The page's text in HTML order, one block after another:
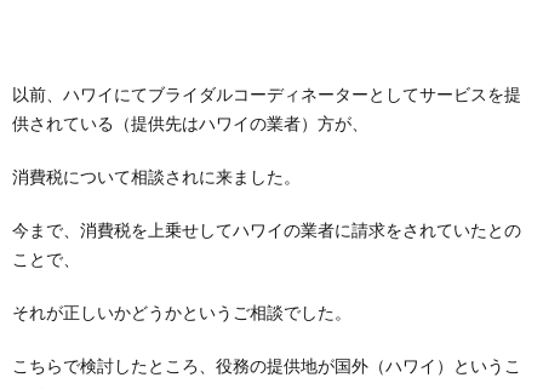
以前、ハワイにてブライダルコーディネーターとしてサービスを提
供されている（提供先はハワイの業者）方が、
消費税について相談されに来ました。
今まで、消費税を上乗せしてハワイの業者に請求をされていたとの
ことで、
それが正しいかどうかというご相談でした。
こちらで検討したところ、役務の提供地が国外（ハワイ）というこ